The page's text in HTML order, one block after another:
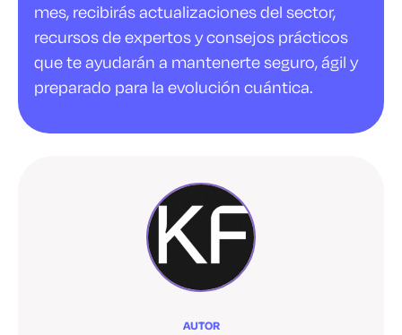
mes, recibirás actualizaciones del sector,
recursos de expertos y consejos prácticos
que te ayudarán a mantenerte seguro, ágil y
preparado para la evolución cuántica.
AUTOR